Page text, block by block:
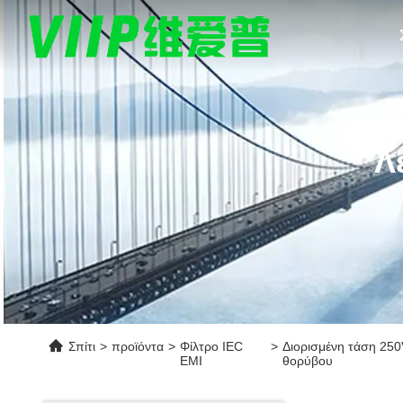
Σπίτι > προϊόντα > Φίλτρο IEC
EMI
> Διορισμένη τάση
θορύβου